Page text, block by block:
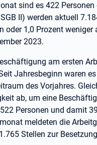
sind es 422
II) werden aktuell
oder 1,0 Prozent
2023.
am ersten
Jahresbeginn waren
des Vorjahres.
ab, um eine
Personen und damit
meldeten die
Stellen zur